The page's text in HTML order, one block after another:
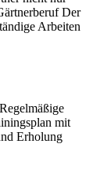
Der
Arbeiten
mit
Erholung